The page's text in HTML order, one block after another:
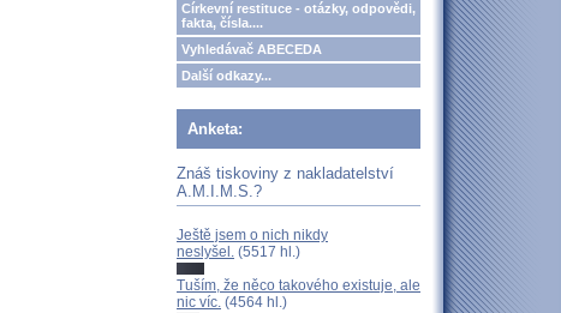
Církevní restituce - otázky, odpovědi,
fakta, čísla....
Vyhledávač ABECEDA
Další odkazy...
Anketa:
Znáš tiskoviny z nakladatelství
A.M.I.M.S.?
Ještě jsem o nich nikdy
neslyšel. (5517 hl.)
Tuším, že něco takového existuje, ale
nic víc. (4564 hl.)